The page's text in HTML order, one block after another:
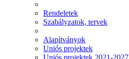
Rendeletek
Szabályzatok, tervek
Alapítványok
Uniós projektek
Uniós projektek 2021-2027